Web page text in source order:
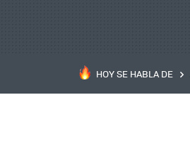
HOY SE HABLA DE